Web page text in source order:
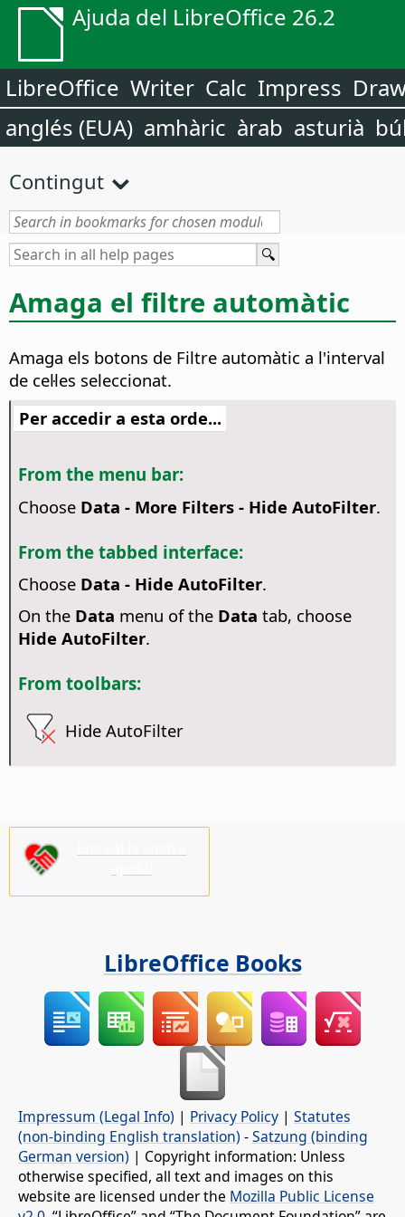
Ajuda del LibreOffice 26.2
LibreOffice Writer Calc Impress
anglés (EUA) amhàric àrab asturià
Contingut
Amaga el filtre automàtic
Amaga els botons de Filtre automàtic a l'interval
de cel·les seleccionat.
Per accedir a esta orde...
From the menu bar:
Choose Data - More Filters - Hide AutoFilter.
From the tabbed interface:
Choose Data - Hide AutoFilter.
On the Data menu of the Data tab, choose
Hide AutoFilter.
From toolbars:
Hide AutoFilter
LibreOffice Books
Impressum (Legal Info) | Privacy Policy | Statutes
(non-binding English translation) -Satzung (binding
German version) | Copyright information: Unless
otherwise specified, all text and images on this
website are licensed under the Mozilla Public License